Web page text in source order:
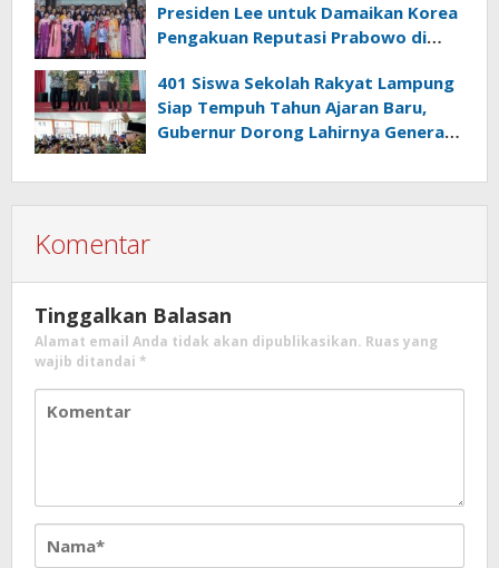
Presiden Lee untuk Damaikan Korea
Pengakuan Reputasi Prabowo di
401 Siswa Sekolah Rakyat Lampung
Siap Tempuh Tahun Ajaran Baru,
Gubernur Dorong Lahirnya Generasi
Komentar
Tinggalkan Balasan
Alamat email Anda tidak akan dipublikasikan. Ruas yang
wajib ditandai *